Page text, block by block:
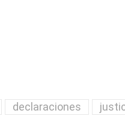
declaraciones